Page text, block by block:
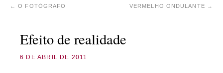
← O FOTÓGRAFO VERMELHO ONDULANTE →
Efeito de realidade
6 DE ABRIL DE 2011